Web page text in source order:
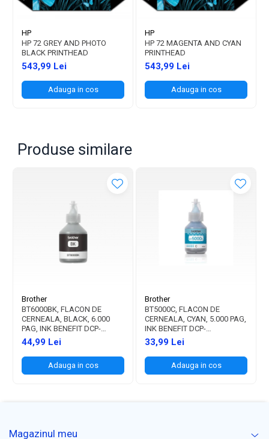
HP
HP 72 GREY AND PHOTO
BLACK PRINTHEAD
543,99 Lei
Adauga in cos
HP
HP 72 MAGENTA AND CYAN
PRINTHEAD
543,99 Lei
Adauga in cos
Produse similare
Brother
BT6000BK, FLACON DE
CERNEALA, BLACK, 6.000
PAG, INK BENEFIT DCP-
T300/T500W/T700W
44,99 Lei
Adauga in cos
Brother
BT5000C, FLACON DE
CERNEALA, CYAN, 5.000 PAG,
INK BENEFIT DCP-
T300/T500W/T700W
33,99 Lei
Adauga in cos
Magazinul meu